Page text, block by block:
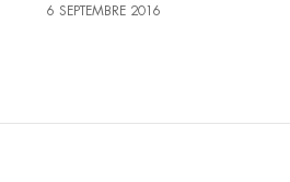
6 SEPTEMBRE 2016